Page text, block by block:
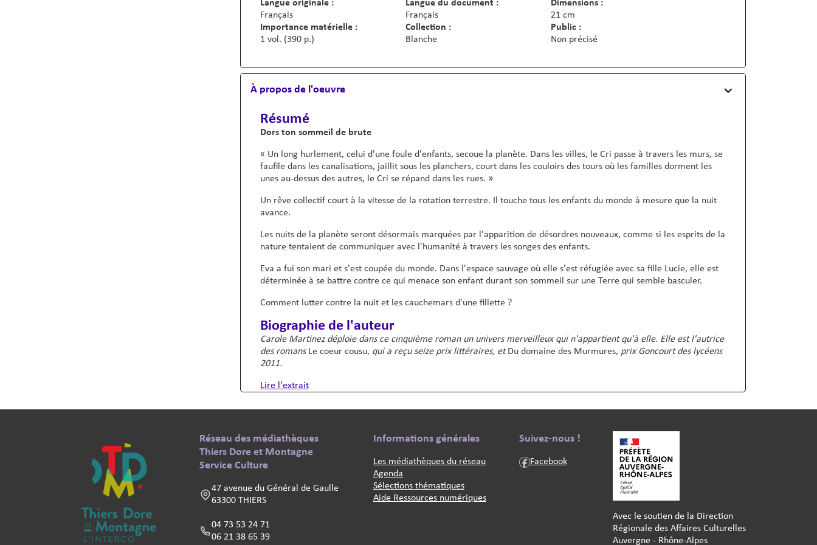
Langue originale :
Français
Langue du document :
Français
Dimensions :
21 cm
Importance matérielle :
1 vol. (390 p.)
Collection :
Blanche
Public :
Non précisé
À propos de l'oeuvre
Résumé
Dors ton sommeil de brute
« Un long hurlement, celui d'une foule d'enfants, secoue la planète. Dans les villes, le Cri passe à travers les murs, se
faufile dans les canalisations, jaillit sous les planchers, court dans les couloirs des tours où les familles dorment les
unes au-dessus des autres, le Cri se répand dans les rues. »
Un rêve collectif court à la vitesse de la rotation terrestre. Il touche tous les enfants du monde à mesure que la nuit
avance.
Les nuits de la planète seront désormais marquées par l'apparition de désordres nouveaux, comme si les esprits de la
nature tentaient de communiquer avec l'humanité à travers les songes des enfants.
Eva a fui son mari et s'est coupée du monde. Dans l'espace sauvage où elle s'est réfugiée avec sa fille Lucie, elle est
déterminée à se battre contre ce qui menace son enfant durant son sommeil sur une Terre qui semble basculer.
Comment lutter contre la nuit et les cauchemars d'une fillette ?
Biographie de l'auteur
Carole Martinez déploie dans ce cinquième roman un univers merveilleux qui n'appartient qu'à elle. Elle est l'autrice
des romansLe coeur cousu, qui a reçu seize prix littéraires, etDu domaine des Murmures, prix Goncourt des lycéens
2011.
Lire l'extrait
Pied de page - Informations complémentaires
Texte
Réseau des médiathèques
Thiers Dore et Montagne
Service Culture
47 avenue du Général de Gaulle
63300 THIERS
04 73 53 24 71
06 21 38 65 39
Texte
Informations générales
Les médiathèques du réseau
Agenda
Sélections thématiques
Aide Ressources numériques
Texte
Suivez-nous !
Facebook
Texte
Avec le soutien de la Direction
Régionale des Affaires Culturelles
Auvergne - Rhône-Alpes